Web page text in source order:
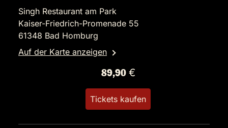
Singh Restaurant am Park
Kaiser-Friedrich-Promenade 55
61348 Bad Homburg
Auf der Karte anzeigen
89,90 €
Tickets kaufen